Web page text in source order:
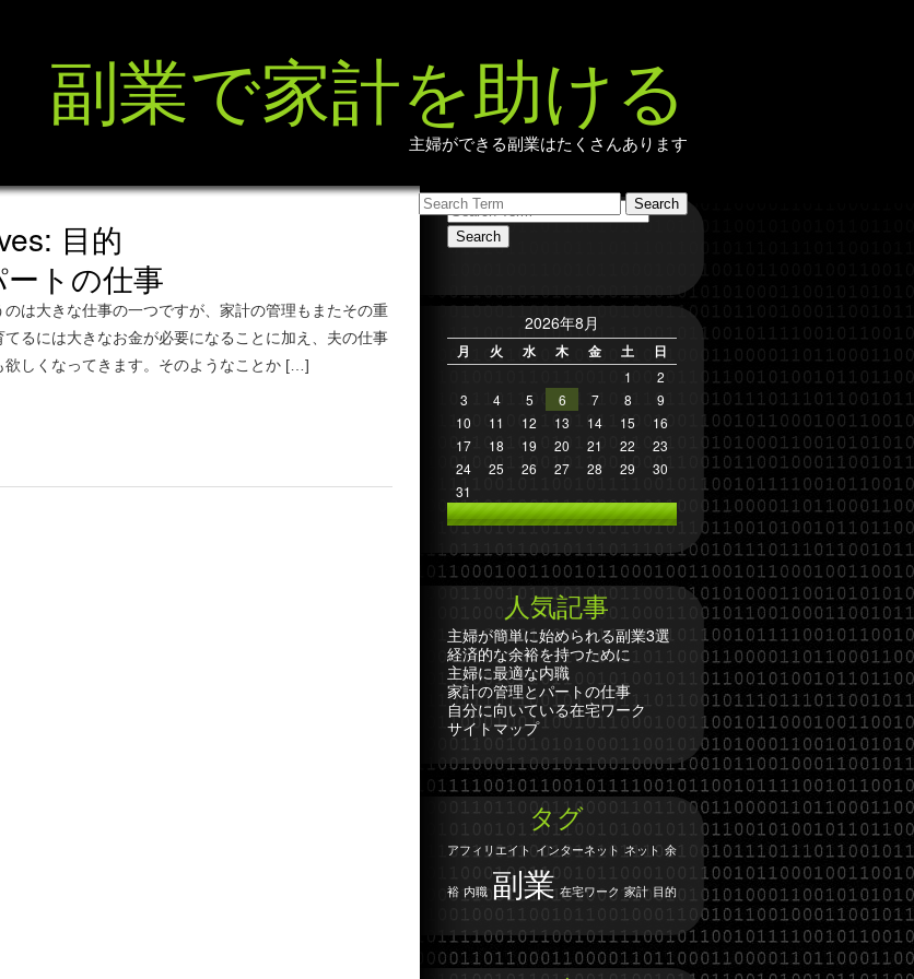
副業で家計を助ける
主婦ができる副業はたくさんあります
目的
トの仕事
は大きな仕事の一つですが、家計の管理もまたその重
るには大きなお金が必要になることに加え、夫の仕事
欲しくなってきます。そのようなことか […]
2026年8月
月 火 水 木 金 土 日
1
2
3
4 5 6 7 8
9
10
11 12 13 14 15
16
17
18 19 20 21 22
23
24
25 26 27 28 29
30
31
人気記事
主婦が簡単に始められる副業3選
経済的な余裕を持つために
主婦に最適な内職
家計の管理とパートの仕事
自分に向いている在宅ワーク
サイトマップ
タグ
アフィリエイト インターネット ネット 余
裕 内職 副業 在宅ワーク 家計 目的